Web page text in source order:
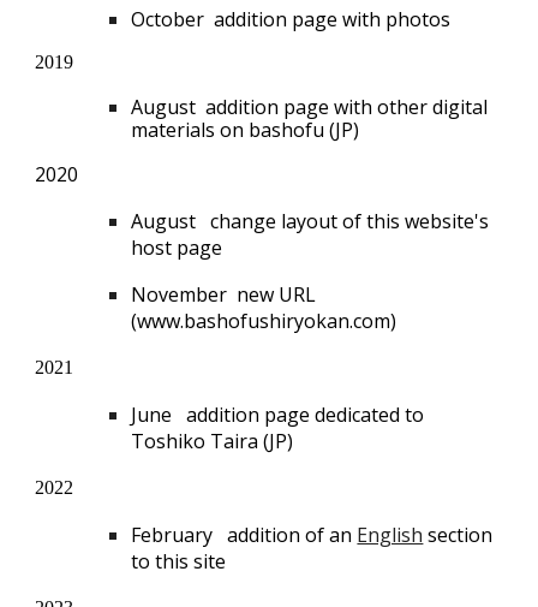
October addition page with photos
2019
August addition page with other digital
materials on bashofu (JP)
2020
August change layout of this website's
host page
November new URL
(www.bashofushiryokan.com)
2021
June addition page dedicated to
Toshiko Taira (JP)
2022
February addition of an English section
to this site